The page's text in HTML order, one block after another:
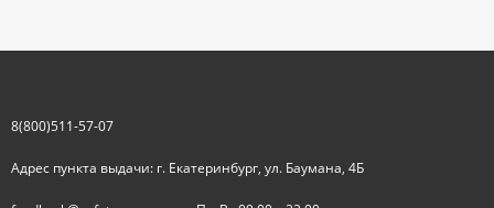
8(800)511-57-07
Адрес пункта выдачи: г. Екатеринбург, ул. Баумана, 4Б